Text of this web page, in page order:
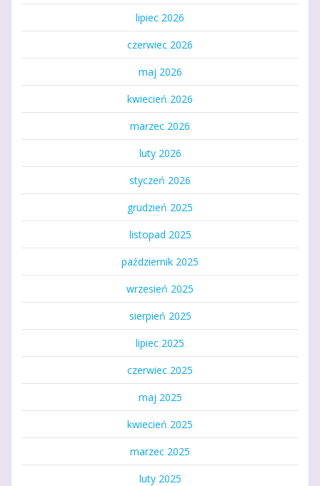
lipiec 2026
czerwiec 2026
maj 2026
kwiecień 2026
marzec 2026
luty 2026
styczeń 2026
grudzień 2025
listopad 2025
październik 2025
wrzesień 2025
sierpień 2025
lipiec 2025
czerwiec 2025
maj 2025
kwiecień 2025
marzec 2025
luty 2025